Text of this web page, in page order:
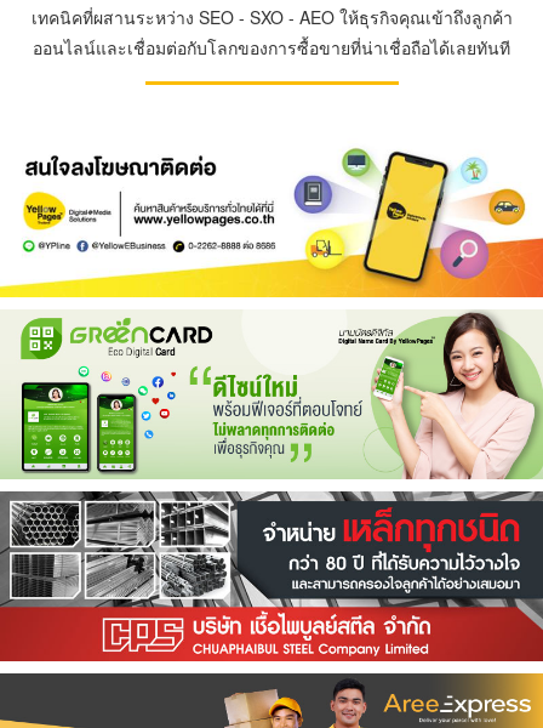
เทคนิคที่ผสานระหว่าง SEO - SXO - AEO ให้ธุรกิจคุณเข้าถึงลูกค้า
ออนไลน์และเชื่อมต่อกับโลกของการซื้อขายที่น่าเชื่อถือได้เลยทันที